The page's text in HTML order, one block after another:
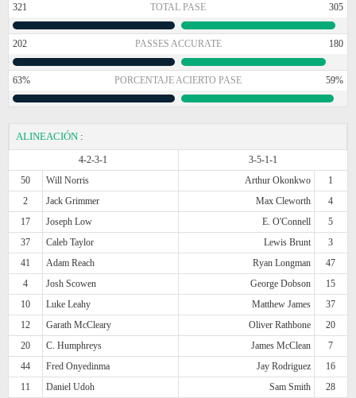
321 TOTAL PASE 305
202 PASSES ACCURATE 180
63% PORCENTAJE ACIERTO PASE 59%
ALINEACIÓN :
4-2-3-1
3-5-1-1
50
Will Norris Arthur Okonkwo
1
2
Jack Grimmer Max Cleworth
4
17
Joseph Low E. O'Connell
5
37
Caleb Taylor Lewis Brunt
3
41
Adam Reach Ryan Longman
47
4
Josh Scowen George Dobson
15
10
Luke Leahy Matthew James
37
12
Garath McCleary Oliver Rathbone
20
20
C. Humphreys James McClean
7
44
Fred Onyedinma Jay Rodriguez
16
11
Daniel Udoh Sam Smith 28